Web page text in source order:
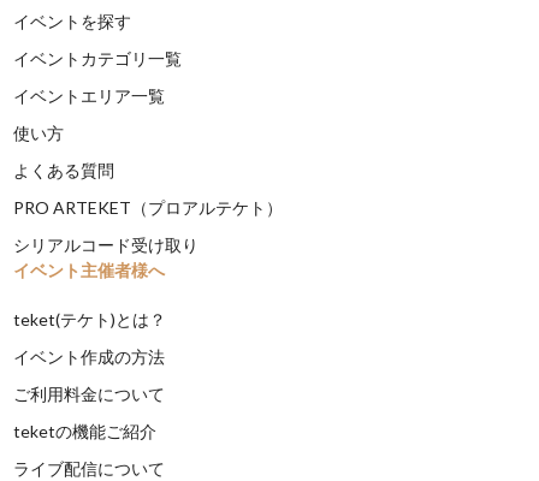
イベントを探す
イベントカテゴリ一覧
イベントエリア一覧
使い方
よくある質問
PRO ARTEKET（プロアルテケト）
シリアルコード受け取り
イベント主催者様へ
teket(テケト)とは？
イベント作成の方法
ご利用料金について
teketの機能ご紹介
ライブ配信について